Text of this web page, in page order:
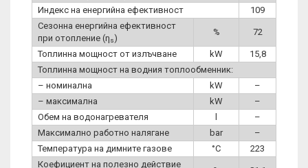
Индекс на енергийна ефективност
109
Сезонна енергийна ефективност
при отопление (ηs)
% 72
Топлинна мощност от излъчване kW
15,8
Топлинна мощност на водния топлообменник:
– номинална
kW
–
– максимална
kW
–
Обем на водонагревателя
l
–
Максимално работно налягане
bar
–
Температура на димните газове
°C
223
Коефициент на полезно действие